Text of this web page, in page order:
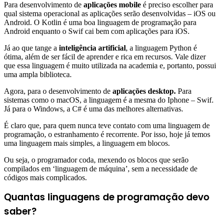
Para desenvolvimento de aplicações mobile é preciso escolher para
qual sistema operacional as aplicações serão desenvolvidas – iOS ou
Android. O Kotlin é uma boa linguagem de programação para
Android enquanto o Swif cai bem com aplicações para iOS.
Já ao que tange a inteligência artificial, a linguagem Python é
ótima, além de ser fácil de aprender e rica em recursos. Vale dizer
que essa linguagem é muito utilizada na academia e, portanto, possui
uma ampla biblioteca.
Agora, para o desenvolvimento de aplicações desktop. Para
sistemas como o macOS, a linguagem é a mesma do Iphone – Swif.
Já para o Windows, a C# é uma das melhores alternativas.
É claro que, para quem nunca teve contato com uma linguagem de
programação, o estranhamento é recorrente. Por isso, hoje já temos
uma linguagem mais simples, a linguagem em blocos.
Ou seja, o programador coda, mexendo os blocos que serão
compilados em ‘linguagem de máquina’, sem a necessidade de
códigos mais complicados.
Quantas linguagens de programação devo
saber?